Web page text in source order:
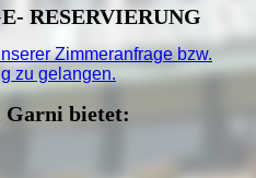
RESERVIERUNG
Zimmeranfrage bzw.
zu gelangen.
Garni bietet: